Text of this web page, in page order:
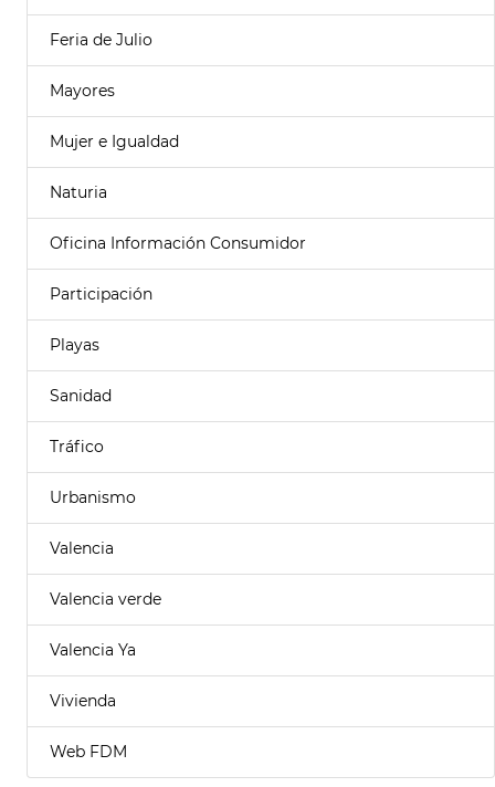
Feria de Julio
Mayores
Mujer e Igualdad
Naturia
Oficina Información Consumidor
Participación
Playas
Sanidad
Tráfico
Urbanismo
Valencia
Valencia verde
Valencia Ya
Vivienda
Web FDM